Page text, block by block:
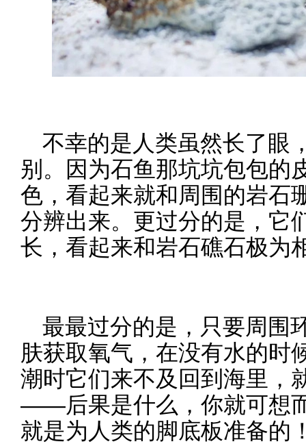
不幸的是人类虽然长了眼
别。因为石鱼那坑坑包包的
色，看起来就和周围的岩石
分辨出来。更过分的是，它
长，看起来和岩石礁石极为
最最过分的是，只要周围
肤获取氧气，在没有水的时
潮时它们来不及回到海里，
——后果是什么，你就可想
就是为人类的脚底板准备的